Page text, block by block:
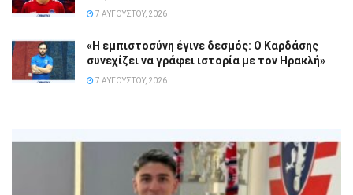
7 ΑΥΓΟΎΣΤΟΥ, 2026
«Η εμπιστοσύνη έγινε δεσμός: Ο Καρδάσης
συνεχίζει να γράφει ιστορία με τον Ηρακλή»
7 ΑΥΓΟΎΣΤΟΥ, 2026